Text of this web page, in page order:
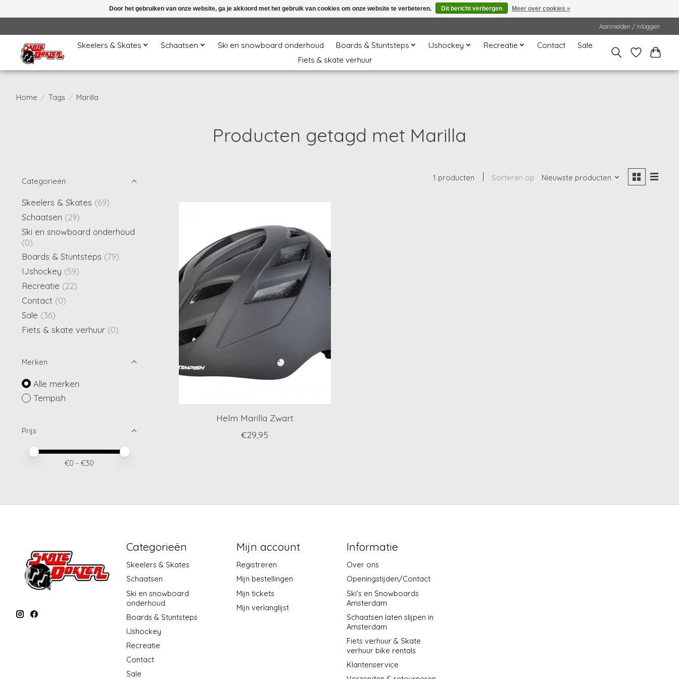
Aanmelden / Inloggen
Skeelers & Skates Schaatsen Ski en snowboard onderhoud Boards & Stuntsteps IJshockey Recreatie Contact
Sale
Fiets & skate verhuur
Home / Tags / Marilla
Producten getagd met Marilla
Categorieën
Skeelers & Skates (69)
Schaatsen (29)
Ski en snowboard onderhoud
(0)
Boards & Stuntsteps (79)
IJshockey (59)
Recreatie (22)
Contact (0)
Sale (36)
Fiets & skate verhuur (0)
Merken
Alle merken
Tempish
Prijs
Minimale prijswaarde
Price maximum value
€0 - €30
1 producten Sorteren op Nieuwste producten
Helm Marilla Zwart
€29,95
Categorieën
Skeelers & Skates
Schaatsen
Ski en snowboard
onderhoud
Boards & Stuntsteps
IJshockey
Recreatie
Contact
Sale
Mijn account
Registreren
Mijn bestellingen
Mijn tickets
Mijn verlanglijst
Informatie
Over ons
Openingstijden/Contact
Ski's en Snowboards
Amsterdam
Schaatsen laten slijpen in
Amsterdam
Fiets verhuur & Skate
verhuur bike rentals
Klantenservice
Door het gebruiken van onze website, ga je akkoord met het gebruik van cookies om onze website te verbeteren. Dit bericht verbergen Meer over cookies »